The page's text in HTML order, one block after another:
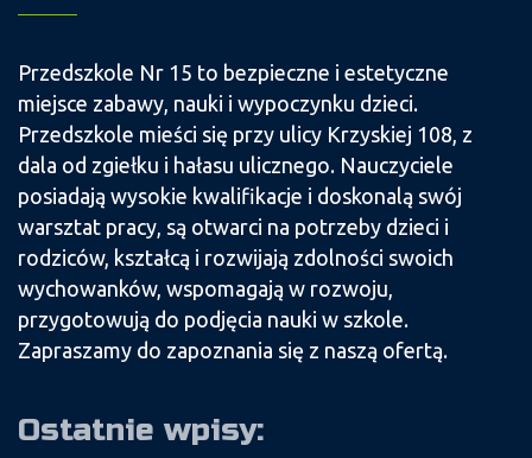
Przedszkole Nr 15 to bezpieczne i estetyczne
miejsce zabawy, nauki i wypoczynku dzieci.
Przedszkole mieści się przy ulicy Krzyskiej 108, z
dala od zgiełku i hałasu ulicznego. Nauczyciele
posiadają wysokie kwalifikacje i doskonalą swój
warsztat pracy, są otwarci na potrzeby dzieci i
rodziców, kształcą i rozwijają zdolności swoich
wychowanków, wspomagają w rozwoju,
przygotowują do podjęcia nauki w szkole.
Zapraszamy do zapoznania się z naszą ofertą.
Ostatnie wpisy: